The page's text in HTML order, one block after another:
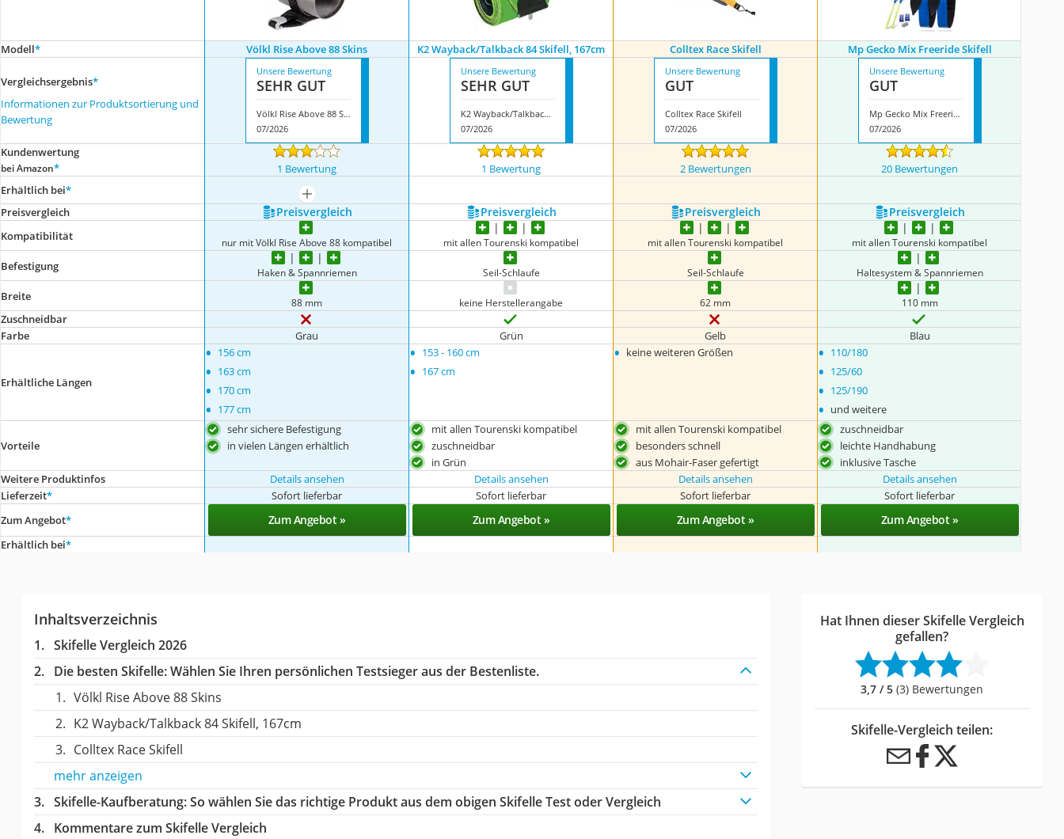
Modell* Völkl Rise Above 88 Skins K2 Wayback/Talkback 84 Skifell, 167cm Colltex Race Skifell Mp Gecko Mix Freeride Skifell
Vergleichsergebnis*
Informationen zur Produktsortierung und
Bewertung
Unsere Bewertung
SEHR GUT
Völkl Rise Above 88 Skins
07/2026
Unsere Bewertung
SEHR GUT
K2 Wayback/Talkback 84 Skifell, 167cm
07/2026
Unsere Bewertung
GUT
Colltex Race Skifell
07/2026
Unsere Bewertung
GUT
Mp Gecko Mix Freeride Skifell
07/2026
Kundenwertung
bei Amazon* 1 Bewertung 1 Bewertung 2 Bewertungen
20 Bewertungen
Erhältlich bei*
mehr anzeigen
Preis­vergleich
Preis­vergleich Preis­vergleich Preis­vergleich Preis­vergleich
Kompatibilität nur mit Völkl Rise Above 88 kompatibel mit allen Tourenski kompatibel mit allen Tourenski kompatibel mit allen Tourenski kompatibel
Befestigung Haken & Spannriemen Seil-Schlaufe Seil-Schlaufe Haltesystem & Spannriemen
Breite 88 mm keine Herstellerangabe 62 mm 110 mm
Zuschneidbar
Farbe
Grau Grün Gelb Blau
Erhältliche Längen
• 156 cm
• 163 cm
• 170 cm
• 177 cm
• 153 - 160 cm
• 167 cm
• keine weiteren Größen • 110/180
• 125/60
• 125/190
• und weitere
Vorteile
sehr sichere Befestigung
in vielen Längen erhältlich
mit allen Tourenski kompatibel
zuschneidbar
in Grün
mit allen Tourenski kompatibel
besonders schnell
aus Mohair-Faser gefertigt
zuschneidbar
leichte Handhabung
inklusive Tasche
Weitere Produktinfos
Details ansehen Details ansehen Details ansehen
Details ansehen
Lieferzeit* Sofort lieferbar Sofort lieferbar Sofort lieferbar
Sofort lieferbar
Zum Angebot* Zum Angebot » Zum Angebot » Zum Angebot » Zum Angebot »
Erhältlich bei*
Inhaltsverzeichnis
Skifelle Vergleich 2026
Die besten Skifelle:Wählen Sie Ihren persönlichen Testsieger aus der Bestenliste.
Völkl Rise Above 88 Skins
K2 Wayback/Talkback 84 Skifell, 167cm
Colltex Race Skifell
mehr anzeigen
Skifelle-Kaufberatung: So wählen Sie das richtige Produkt aus dem obigen Skifelle Test oder Vergleich
Kommentare zum Skifelle Vergleich
Hat Ihnen dieser Skifelle Vergleich
gefallen?
3,7 / 5 (3) Bewertungen
Skifelle-Vergleich teilen: